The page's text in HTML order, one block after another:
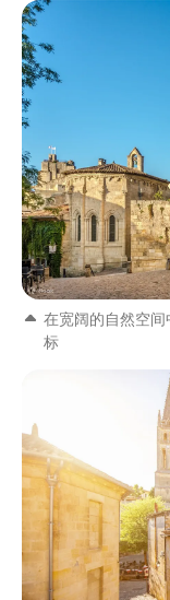
在宽阔的自然空
标